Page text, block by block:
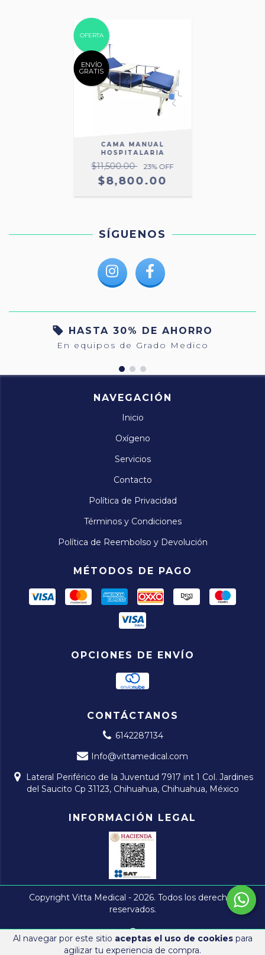
Al navegar por este sitio aceptas el uso de cookiespara
agilizar tu experiencia de compra.
OFERTA
ENVÍO
GRATIS
CAMA MANUAL
HOSPITALARIA
$11,500.00 23% OFF
$8,800.00
SÍGUENOS
HASTA 30% DE AHORRO
En equipos de Grado Medico
NAVEGACIÓN
Inicio
Oxígeno
Servicios
Contacto
Política de Privacidad
Términos y Condiciones
Política de Reembolso y Devolución
MÉTODOS DE PAGO
OPCIONES DE ENVÍO
CONTÁCTANOS
6142287134
Info@vittamedical.com
Lateral Periférico de la Juventud 7917 int 1 Col. Jardines
del Saucito Cp 31123, Chihuahua, Chihuahua, México
INFORMACIÓN LEGAL
Copyright Vitta Medical - 2026. Todos los derechos
reservados.